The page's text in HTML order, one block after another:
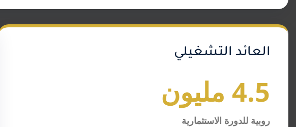
العائد التشغيلي
4.5 مليون
روبية للدورة الاستثمارية